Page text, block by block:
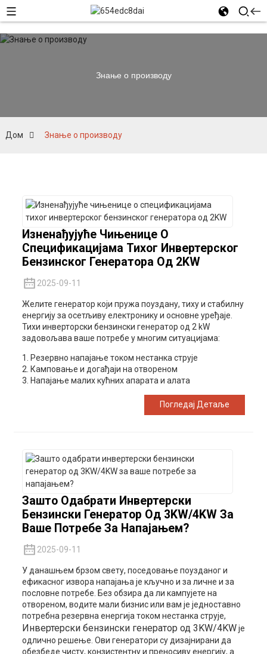
Знање о производу
Дом Знање о производу
Изненађујуће Чињенице О
Спецификацијама Тихог Инвертерског
Бензинског Генератора Од 2KW
2025-09-11
Желите генератор који пружа поуздану, тиху и стабилну
енергију за осетљиву електронику и основне уређаје.
Тихи инверторски бензински генератор од 2 kW
задовољава ваше потребе у многим ситуацијама:
1. Резервно напајање током нестанка струје
2. Камповање и догађаји на отвореном
3. Напајање малих кућних апарата и алата
Погледај Детаље
Зашто Одабрати Инвертерски
Бензински Генератор Од 3KW/4KW За
Ваше Потребе За Напајањем?
2025-09-11
У данашњем брзом свету, поседовање поузданог и
ефикасног извора напајања је кључно и за личне и за
пословне потребе. Без обзира да ли кампујете на
отвореном, водите мали бизнис или вам је једноставно
потребна резервна енергија током нестанка струје,
Инвертерски бензински генератор од 3KW/4KWје
одлично решење. Ови генератори су дизајнирани да
обезбеде чисту, конзистентну и преносиву енергију, а